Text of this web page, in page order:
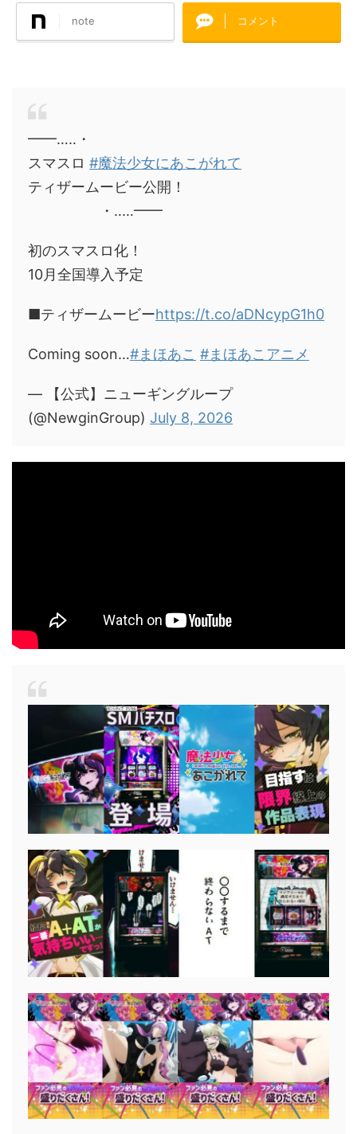
note コメント
━━…‥・
スマスロ #魔法少女にあこがれて
ティザームービー公開！
・‥…━━
初のスマスロ化！
10月全国導入予定
■ティザームービーhttps://t.co/aDNcypG1h0
Coming soon…#まほあこ #まほあこアニメ
— 【公式】ニューギングループ
(@NewginGroup) July 8, 2026